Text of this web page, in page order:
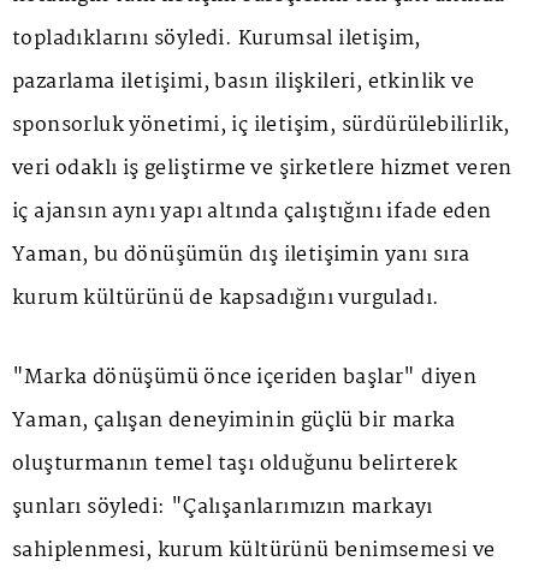
topladıklarını söyledi. Kurumsal iletişim,
pazarlama iletişimi, basın ilişkileri, etkinlik ve
sponsorluk yönetimi, iç iletişim, sürdürülebilirlik,
veri odaklı iş geliştirme ve şirketlere hizmet veren
iç ajansın aynı yapı altında çalıştığını ifade eden
Yaman, bu dönüşümün dış iletişimin yanı sıra
kurum kültürünü de kapsadığını vurguladı.
"Marka dönüşümü önce içeriden başlar" diyen
Yaman, çalışan deneyiminin güçlü bir marka
oluşturmanın temel taşı olduğunu belirterek
şunları söyledi: "Çalışanlarımızın markayı
sahiplenmesi, kurum kültürünü benimsemesi ve